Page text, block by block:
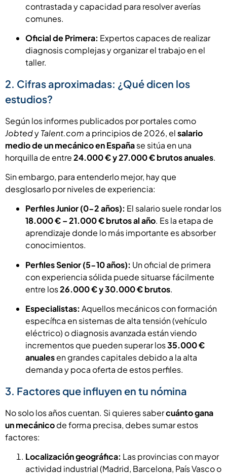
contrastada y capacidad para resolver averías
comunes.
Oficial de Primera: Expertos capaces de realizar
diagnosis complejas y organizar el trabajo en el
taller.
2. Cifras aproximadas: ¿Qué dicen los
estudios?
Según los informes publicados por portales como
JobtedyTalent.com a principios de 2026, elsalario
medio de un mecánico en Españase sitúa en una
horquilla de entre24.000 € y 27.000 € brutos anuales.
Sin embargo, para entenderlo mejor, hay que
desglosarlo por niveles de experiencia:
Perfiles Junior (0-2 años): El salario suele rondar los
18.000 € – 21.000 € brutos al año. Es la etapa de
aprendizaje donde lo más importante es absorber
conocimientos.
Perfiles Senior (5-10 años): Un oficial de primera
con experiencia sólida puede situarse fácilmente
entre los26.000 € y 30.000 € brutos.
Especialistas: Aquellos mecánicos con formación
específica en sistemas de alta tensión (vehículo
eléctrico) o diagnosis avanzada están viendo
incrementos que pueden superar los35.000 €
anualesen grandes capitales debido a la alta
demanda y poca oferta de estos perfiles.
3. Factores que influyen en tu nómina
No solo los años cuentan. Si quieres sabercuánto gana
un mecánicode forma precisa, debes sumar estos
factores:
Localización geográfica: Las provincias con mayor
actividad industrial (Madrid, Barcelona, País Vasco o